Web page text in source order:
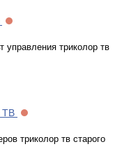
управления триколор тв
ТВ
триколор тв старого